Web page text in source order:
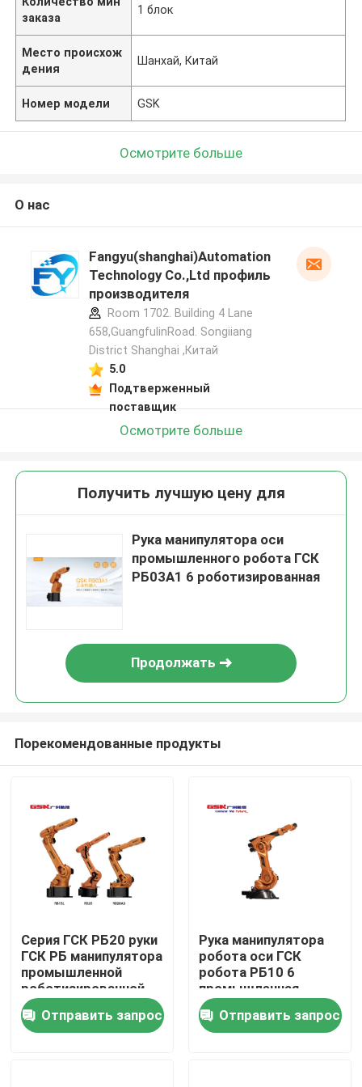
Дом
Продукты
заказа
1 блок
Место происхож
дения
Шанхай, Китай
Номер модели GSK
Осмотрите больше
О нас
Fangyu(shanghai)Automation
Technology Co.,Ltd профиль
производителя
Room 1702. Building 4 Lane
658,GuangfulinRoad. Songiiang
District Shanghai ,Китай
5.0
Подтверженный
поставщик
Осмотрите больше
Получить лучшую цену для
Рука манипулятора оси
промышленного робота ГСК
РБ03А1 6 роботизированная
Продолжать
Порекомендованные продукты
Серия ГСК РБ20 руки
ГСК РБ манипулятора
промышленной
роботизированной
руки 6 осей
роботизированная
Отправить запрос
Рука манипулятора
робота оси ГСК
робота РБ10 6
промышленная
роботизированная
Отправить запрос